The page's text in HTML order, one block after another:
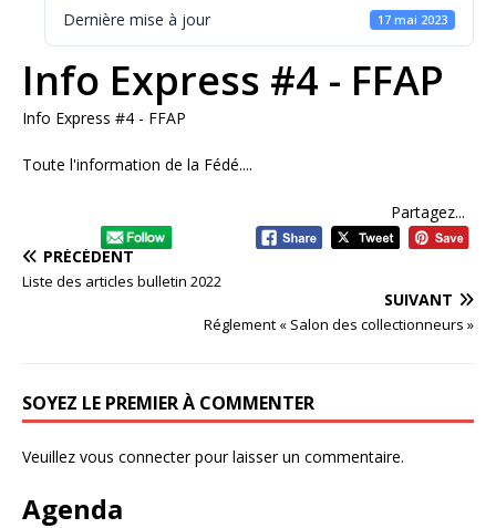
Dernière mise à jour 17 mai 2023
Info Express #4 - FFAP
Info Express #4 - FFAP
Toute l'information de la Fédé....
Partagez...
PRÉCÉDENT
Liste des articles bulletin 2022
SUIVANT
Réglement « Salon des collectionneurs »
SOYEZ LE PREMIER À COMMENTER
Veuillez vous connecter pour laisser un commentaire.
Agenda